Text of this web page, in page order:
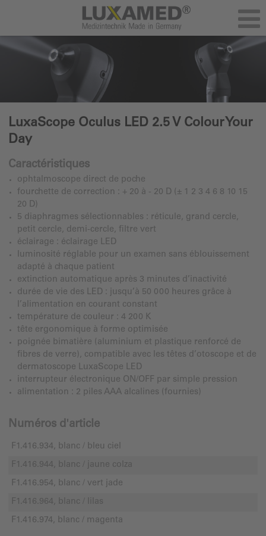
LuxaScope Oculus LED 2.5 V Colour Your
Day
Caractéristiques
ophtalmoscope direct de poche
fourchette de correction : + 20 à - 20 D (± 1 2 3 4 6 8 10 15
20 D)
5 diaphragmes sélectionnables : réticule, grand cercle,
petit cercle, demi-cercle, filtre vert
éclairage : éclairage LED
luminosité réglable pour un examen sans éblouissement
adapté à chaque patient
extinction automatique après 3 minutes d’inactivité
durée de vie des LED : jusqu’à 50 000 heures grâce à
l’alimentation en courant constant
température de couleur : 4 200 K
tête ergonomique à forme optimisée
poignée bimatière (aluminium et plastique renforcé de
fibres de verre), compatible avec les têtes d’otoscope et de
dermatoscope LuxaScope LED
interrupteur électronique ON/OFF par simple pression
alimentation : 2 piles AAA alcalines (fournies)
Numéros d'article
F1.416.934, blanc / bleu ciel
F1.416.944, blanc / jaune colza
F1.416.954, blanc / vert jade
F1.416.964, blanc / lilas
F1.416.974, blanc / magenta